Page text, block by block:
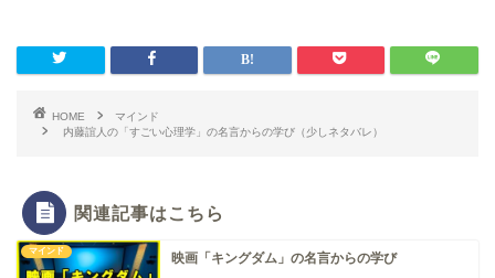
HOME
マインド
内藤誼人の「すごい心理学」の名言からの学び（少しネタバレ）
関連記事はこちら
マインド 映画「キングダム」の名言からの学び